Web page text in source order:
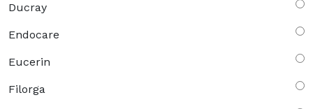
Ducray
Endocare
Eucerin
Filorga